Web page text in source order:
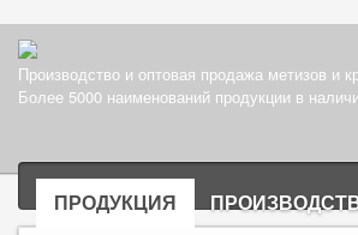
Производство и оптовая продажа метизов и
Более 5000 наименований продукции в
ПРОДУКЦИЯ